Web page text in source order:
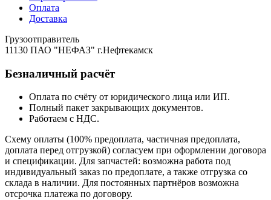
Оплата
Доставка
Грузоотправитель
11130 ПАО "НЕФАЗ" г.Нефтекамск
Безналичный расчёт
Оплата по счёту от юридического лица или ИП.
Полный пакет закрывающих документов.
Работаем с НДС.
Схему оплаты (100% предоплата, частичная предоплата,
доплата перед отгрузкой) согласуем при оформлении договора
и спецификации. Для запчастей: возможна работа под
индивидуальный заказ по предоплате, а также отгрузка со
склада в наличии. Для постоянных партнёров возможна
отсрочка платежа по договору.